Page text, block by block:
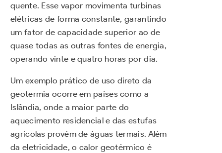
quente. Esse vapor movimenta turbinas
elétricas de forma constante, garantindo
um fator de capacidade superior ao de
quase todas as outras fontes de energia,
operando vinte e quatro horas por dia.
Um exemplo prático de uso direto da
geotermia ocorre em países como a
Islândia, onde a maior parte do
aquecimento residencial e das estufas
agrícolas provém de águas termais. Além
da eletricidade, o calor geotérmico é